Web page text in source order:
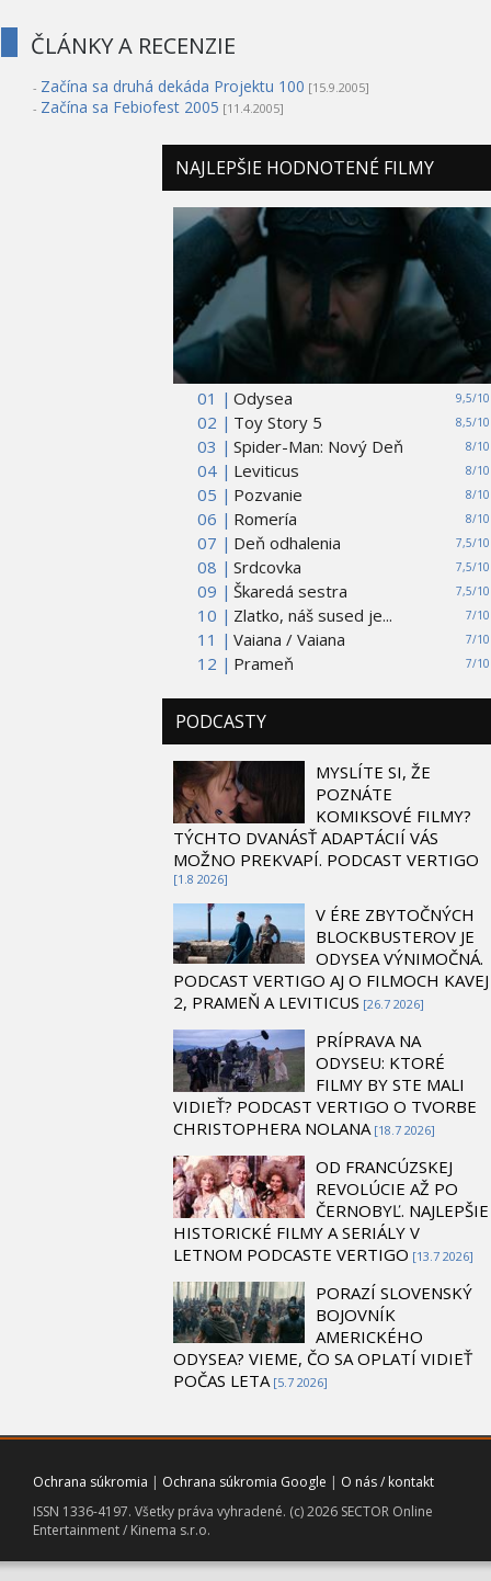
ČLÁNKY A RECENZIE
- Začína sa druhá dekáda Projektu 100 [15.9.2005]
- Začína sa Febiofest 2005 [11.4.2005]
NAJLEPŠIE HODNOTENÉ FILMY
01 | 9,5/10
Odysea
02 |
8,5/10
Toy Story 5
03 |
8/10
Spider-Man: Nový Deň
04 |
8/10
Leviticus
05 |
8/10
Pozvanie
06 |
8/10
Romería
07 |
7,5/10
Deň odhalenia
08 |
7,5/10
Srdcovka
09 |
7,5/10
Škaredá sestra
10 |
7/10
Zlatko, náš sused je...
11 |
7/10
Vaiana / Vaiana
12 |
7/10
Prameň
PODCASTY
MYSLÍTE SI, ŽE
POZNÁTE
KOMIKSOVÉ FILMY?
TÝCHTO DVANÁSŤ ADAPTÁCIÍ VÁS
MOŽNO PREKVAPÍ. PODCAST VERTIGO
[1.8 2026]
V ÉRE ZBYTOČNÝCH
BLOCKBUSTEROV JE
ODYSEA VÝNIMOČNÁ.
PODCAST VERTIGO AJ O FILMOCH KAVEJ
2, PRAMEŇ A LEVITICUS [26.7 2026]
PRÍPRAVA NA
ODYSEU: KTORÉ
FILMY BY STE MALI
VIDIEŤ? PODCAST VERTIGO O TVORBE
CHRISTOPHERA NOLANA [18.7 2026]
OD FRANCÚZSKEJ
REVOLÚCIE AŽ PO
ČERNOBYĽ. NAJLEPŠIE
HISTORICKÉ FILMY A SERIÁLY V
LETNOM PODCASTE VERTIGO [13.7 2026]
PORAZÍ SLOVENSKÝ
BOJOVNÍK
AMERICKÉHO
ODYSEA? VIEME, ČO SA OPLATÍ VIDIEŤ
POČAS LETA [5.7 2026]
Ochrana súkromia | Ochrana súkromia Google | O nás / kontakt
ISSN 1336-4197. Všetky práva vyhradené. (c) 2026 SECTOR Online
Entertainment / Kinema s.r.o.